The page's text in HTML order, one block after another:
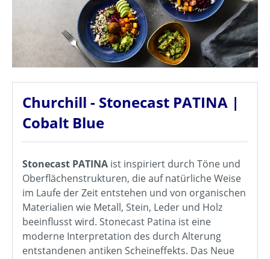
Churchill - Stonecast PATINA |
Cobalt Blue
Stonecast PATINA ist inspiriert durch Töne und
Oberflächenstrukturen, die auf natürliche Weise
im Laufe der Zeit entstehen und von organischen
Materialien wie Metall, Stein, Leder und Holz
beeinflusst wird. Stonecast Patina ist eine
moderne Interpretation des durch Alterung
entstandenen antiken Scheineffekts. Das Neue